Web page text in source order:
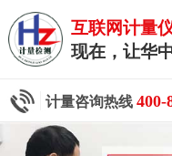
互联网计量
现在，让华
计量咨询热线 400-